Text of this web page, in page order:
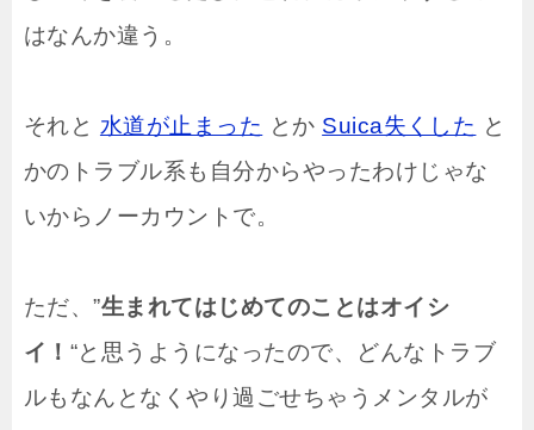
はなんか違う。
それと 水道が止まった とか Suica失くした と
かのトラブル系も自分からやったわけじゃな
いからノーカウントで。
ただ、”生まれてはじめてのことはオイシ
イ！ “と思うようになったので、どんなトラブ
ルもなんとなくやり過ごせちゃうメンタルが